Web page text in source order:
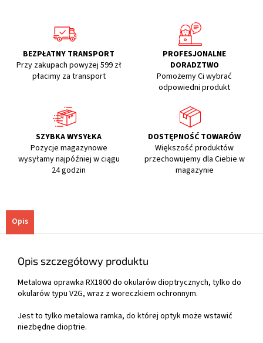
BEZPŁATNY TRANSPORT
Przy zakupach powyżej 599 zł
płacimy za transport
PROFESJONALNE
DORADZTWO
Pomożemy Ci wybrać
odpowiedni produkt
SZYBKA WYSYŁKA
Pozycje magazynowe
wysyłamy najpóźniej w ciągu
24 godzin
DOSTĘPNOŚĆ TOWARÓW
Większość produktów
przechowujemy dla Ciebie w
magazynie
Opis
Opis szczegółowy produktu
Metalowa oprawka RX1800 do okularów dioptrycznych, tylko do
okularów typu V2G, wraz z woreczkiem ochronnym.
Jest to tylko metalowa ramka, do której optyk może wstawić
niezbędne dioptrie.